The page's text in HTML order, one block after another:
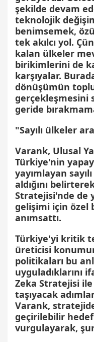
şekilde devam
teknolojik
benimsemek,
tek akılcı yol.
kalan ülkeler
birikimlerini de
karşıyalar.
dönüşümün
gerçekleşmesini
geride
"Sayılı ülkeler
Varank, Ulusal
Türkiye'nin
yayımlayan
aldığını
Stratejisi'nde de
gelişimi için özel
anımsattı.
Türkiye'yi kritik
üreticisi
politikaları bu
uyguladıklarını
Zeka Stratejisi
taşıyacak
Varank,
geçirilebilir
vurgulayarak,